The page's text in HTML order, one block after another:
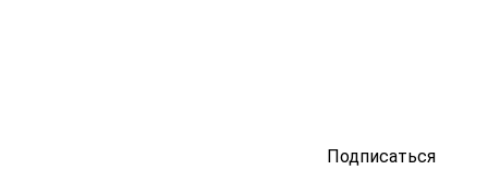
Подписаться